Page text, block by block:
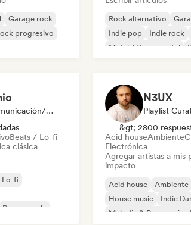
Garage rock
progresivo
Rock alternativo
Indie pop
Indie rock
Metal / Heavy metal
Medios De Comunicación/Periodista
Beats / Lo-fi
clásica
Lo-fi
Dance music
N3UX
Playlist
&gt; 2800
Acid houseAmbiente
Electrónica
Agregar artistas a mis
impacto
Acid house Ambiente
House music
Indie
Melodic & Progressive